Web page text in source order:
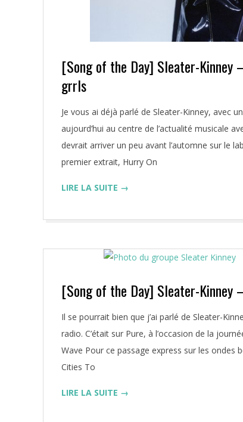
[Song of the Day] Sleater-
grrls
2019-
05-
29
Je vous ai déjà parlé de Sleater-Kinney, avec
aujourd’hui au centre de l’actualité musicale
devrait arriver un peu avant l’automne sur le
premier extrait, Hurry On
LIRE LA SUITE →
[Song of the Day] Sleater-Kinney
2019-
03-
08
Il se pourrait bien que j’ai parlé de Sleater-
radio. C’était sur Pure, à l’occasion de la
Wave Pour ce passage express sur les ondes
Cities To
LIRE LA SUITE →